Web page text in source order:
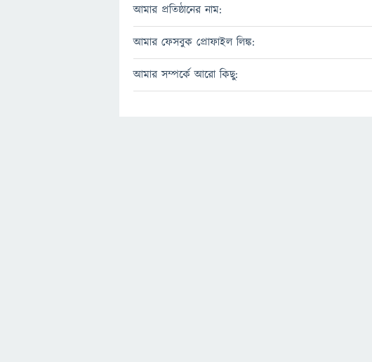
আমার প্রতিষ্ঠানের নাম:
আমার ফেসবুক প্রোফাইল লিঙ্ক:
আমার সম্পর্কে আরো কিছু: